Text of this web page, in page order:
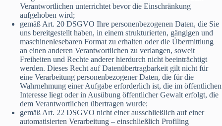
Verantwortlichen unterrichtet bevor die Einschränkung
aufgehoben wird;
gemäß Art. 20 DSGVO Ihre personenbezogenen Daten, die Sie
uns bereitgestellt haben, in einem strukturierten, gängigen und
maschinenlesebaren Format zu erhalten oder die Übermittlung
an einen anderen Verantwortlichen zu verlangen, soweit
Freiheiten und Rechte anderer hierdurch nicht beeinträchtigt
werden. Dieses Recht auf Datenübertragbarkeit gilt nicht für
eine Verarbeitung personenbezogener Daten, die für die
Wahrnehmung einer Aufgabe erforderlich ist, die im öffentlichen
Interesse liegt oder in Ausübung öffentlicher Gewalt erfolgt, die
dem Verantwortlichen übertragen wurde;
gemäß Art. 22 DSGVO nicht einer ausschließlich auf einer
automatisierten Verarbeitung – einschließlich Profiling